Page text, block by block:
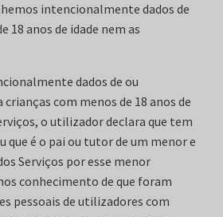
intencionalmente dados de
18 anos de idade nem as
dados de ou
com menos de 18 anos de
o utilizador declara que tem
que é o pai ou tutor de um menor e
Serviços por esse menor
conhecimento de que foram
pessoais de utilizadores com